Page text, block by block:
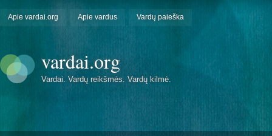
Apie vardai.org Apie vardus Vardų paieška
vardai.org
Vardai. Vardų reikšmės. Vardų kilmė.